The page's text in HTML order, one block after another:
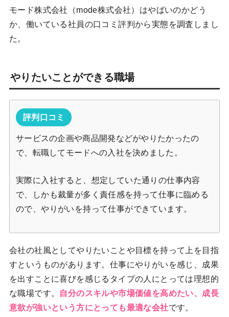
モード株式会社（mode株式会社）はやばいのかどう
か、働いている社員の口コミ評判から実態を調査しまし
た。
やりたいことができる職場
評判口コミ
サービスの企画や商品開発などがやりたかったの
で、転職してモードへの入社を決めました。
実際に入社すると、想定していた通りの仕事内容
で、しかも裁量が多く責任感を持って仕事に臨める
ので、やりがいを持って仕事ができています。
会社の社風としてやりたいことや目標を持って上を目指
すというものがあります。仕事にやりがいを感じ、成果
を出すことに喜びを感じるタイプの人にとっては理想的
な職場です。 自分のスキルや市場価値を高めたい、成長
意欲が強いという方にとっても最適な会社です。